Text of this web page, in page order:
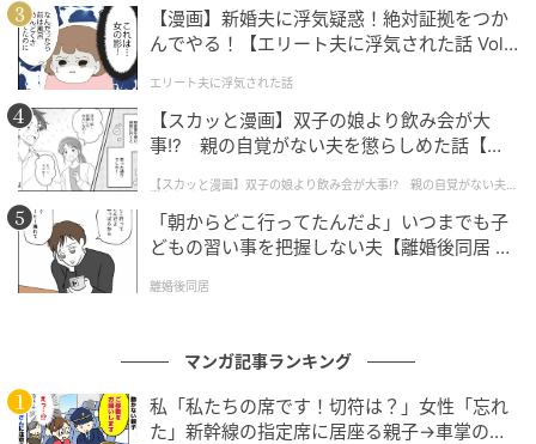
ベビーカレンダー
【漫画】新婚夫に浮気疑惑！絶対証拠をつか
んでやる！【エリート夫に浮気された話 Vol.
エリート夫に浮気された話
【スカッと漫画】双子の娘より飲み会が大
事!? 親の自覚がない夫を懲らしめた話【第1
【スカッと漫画】双子の娘より飲み会が大事!? 親の自覚がない夫を
懲らしめた話
「朝からどこ行ってたんだよ」いつまでも子
どもの習い事を把握しない夫【離婚後同居 Vo
離婚後同居
マンガ記事ランキング
私「私たちの席です！切符は？」女性「忘れ
た」新幹線の指定席に居座る親子→車掌の注